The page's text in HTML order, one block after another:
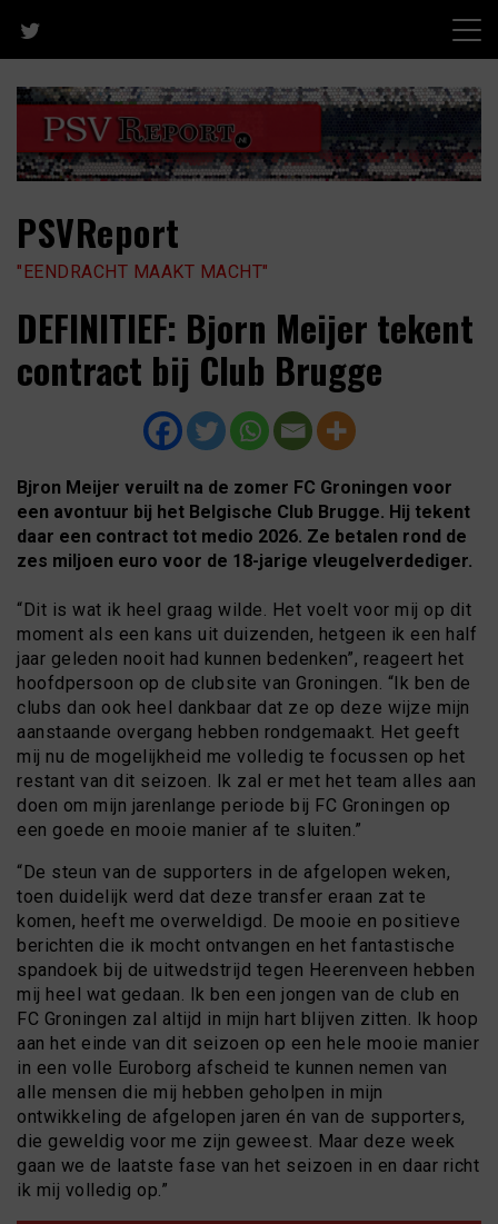
content
PSVReport
"EENDRACHT MAAKT MACHT"
DEFINITIEF: Bjorn Meijer tekent
contract bij Club Brugge
Bjron Meijer veruilt na de zomer FC Groningen voor
een avontuur bij het Belgische Club Brugge. Hij tekent
daar een contract tot medio 2026. Ze betalen rond de
zes miljoen euro voor de 18-jarige vleugelverdediger.
“Dit is wat ik heel graag wilde. Het voelt voor mij op dit
moment als een kans uit duizenden, hetgeen ik een half
jaar geleden nooit had kunnen bedenken”, reageert het
hoofdpersoon op de clubsite van Groningen. “Ik ben de
clubs dan ook heel dankbaar dat ze op deze wijze mijn
aanstaande overgang hebben rondgemaakt. Het geeft
mij nu de mogelijkheid me volledig te focussen op het
restant van dit seizoen. Ik zal er met het team alles aan
doen om mijn jarenlange periode bij FC Groningen op
een goede en mooie manier af te sluiten.”
“De steun van de supporters in de afgelopen weken,
toen duidelijk werd dat deze transfer eraan zat te
komen, heeft me overweldigd. De mooie en positieve
berichten die ik mocht ontvangen en het fantastische
spandoek bij de uitwedstrijd tegen Heerenveen hebben
mij heel wat gedaan. Ik ben een jongen van de club en
FC Groningen zal altijd in mijn hart blijven zitten. Ik hoop
aan het einde van dit seizoen op een hele mooie manier
in een volle Euroborg afscheid te kunnen nemen van
alle mensen die mij hebben geholpen in mijn
ontwikkeling de afgelopen jaren én van de supporters,
die geweldig voor me zijn geweest. Maar deze week
gaan we de laatste fase van het seizoen in en daar richt
ik mij volledig op.”